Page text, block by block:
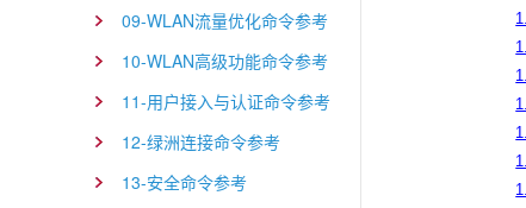
09-WLAN流量优化命令参考
10-WLAN高级功能命令参考
11-用户接入与认证命令参考
12-绿洲连接命令参考
13-安全命令参考